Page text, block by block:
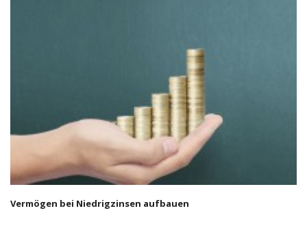
Vermögen bei Niedrigzinsen aufbauen